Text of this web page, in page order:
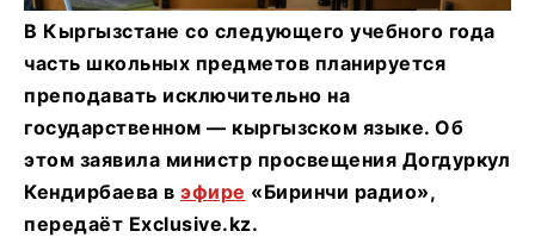
В Кыргызстане со следующего учебного года
часть школьных предметов планируется
преподавать исключительно на
государственном — кыргызском языке. Об
этом заявила министр просвещения Догдуркул
Кендирбаева в эфире «Биринчи радио»,
передаёт Exclusive.kz.